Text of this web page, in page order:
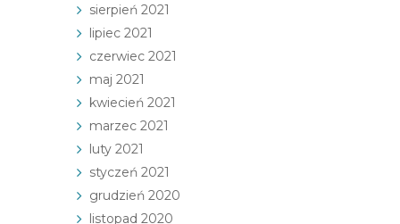
sierpień 2021
lipiec 2021
czerwiec 2021
maj 2021
kwiecień 2021
marzec 2021
luty 2021
styczeń 2021
grudzień 2020
listopad 2020